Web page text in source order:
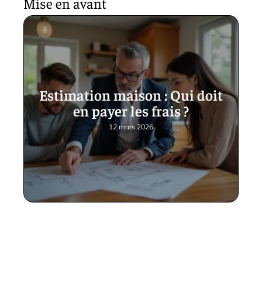
Estimation maison : Qui doit
en payer les frais ?
12 mars 2026